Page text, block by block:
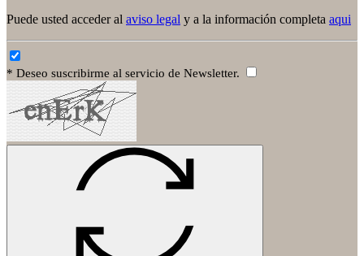
Puede usted acceder al aviso legal y a la información completa aqui
* Deseo suscribirme al servicio de Newsletter.